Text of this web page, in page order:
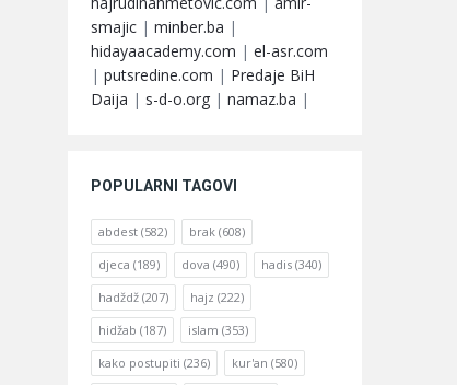
smajic | minber.ba |
hidayaacademy.com | el-asr.com
| putsredine.com | Predaje BiH
Daija | s-d-o.org | namaz.ba |
POPULARNI TAGOVI
abdest (582) brak (608)
djeca (189) dova (490) hadis (340)
hadždž (207) hajz (222)
hidžab (187) islam (353)
kako postupiti (236) kur'an (580)